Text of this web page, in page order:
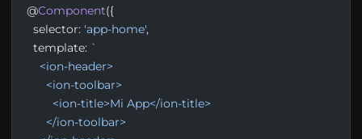
@Component({
  selector:
'app-home',
  template:
`
    <ion-header>
      <ion-toolbar>
        <ion-title>Mi App</ion-title>
      </ion-toolbar>